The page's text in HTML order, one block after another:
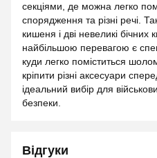
секціями, де можна легко
спорядження та різні речі.
кишеня і дві невеликі бічних
найбільшою перевагою є
куди легко поміститься
кріпити різні аксесуари
ідеальний вибір для
безпеки.
Відгуки